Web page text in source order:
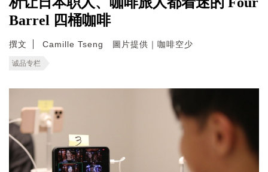
Barrel 四桶咖啡
撰文 Camille Tseng 圖片提供｜咖啡空少
诚品专栏